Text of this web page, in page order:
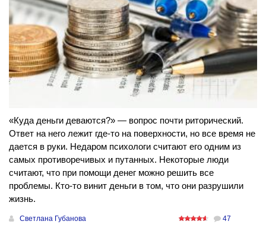
«Куда деньги деваются?» — вопрос почти риторический.
Ответ на него лежит где-то на поверхности, но все время не
дается в руки. Недаром психологи считают его одним из
самых противоречивых и путанных. Некоторые люди
считают, что при помощи денег можно решить все
проблемы. Кто-то винит деньги в том, что они разрушили
жизнь.
Светлана Губанова 47